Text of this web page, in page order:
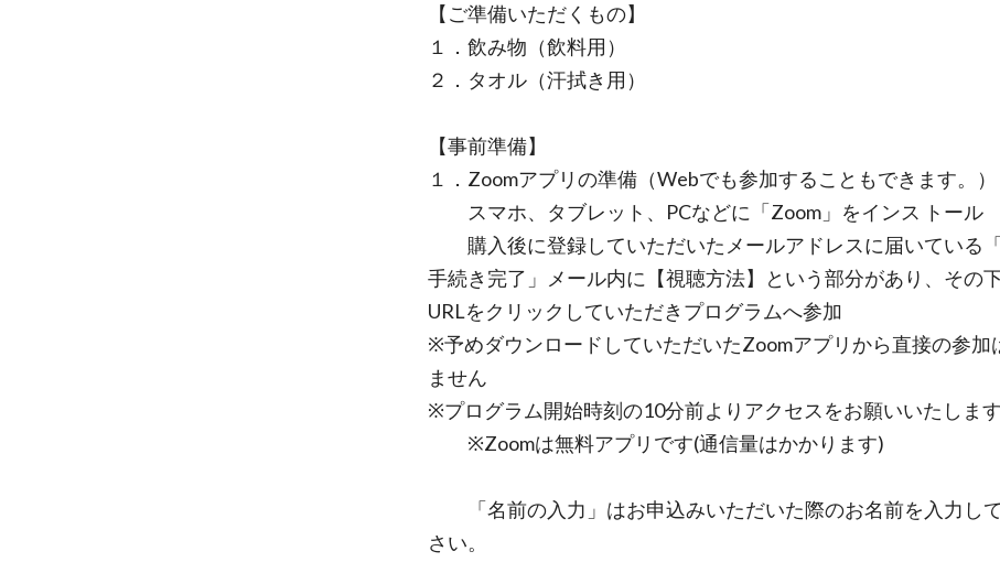
【ご準備いただくもの】
１．飲み物（飲料用）
２．タオル（汗拭き用）
【事前準備】
１．Zoomアプリの準備（Webでも参加することもできます。）
スマホ、タブレット、PCなどに「Zoom」をインス トール
購入後に登録していただいたメールアドレスに届いている
手続き完了」メール内に【視聴方法】という部分があり、その
URLをクリックしていただきプログラムへ参加
※予めダウンロードしていただいたZoomアプリから直接の参加
ません
※プログラム開始時刻の10分前よりアクセスをお願いいたし
※Zoomは無料アプリです(通信量はかかります)
「名前の入力」はお申込みいただいた際のお名前を入力し
さい。